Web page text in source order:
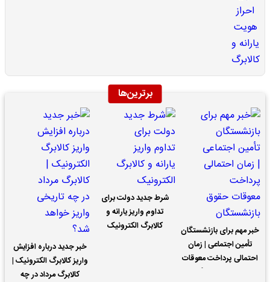
برترین‌ها
خبر مهم برای بازنشستگان
تأمین اجتماعی | زمان
احتمالی پرداخت معوقات
شرط جدید دولت برای
تداوم واریز یارانه و
کالابرگ الکترونیک
خبر جدید درباره افزایش
واریز کالابرگ الکترونیک |
کالابرگ مرداد در چه